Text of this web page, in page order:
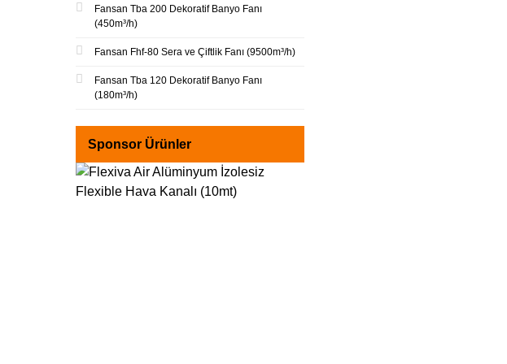
Fansan Tba 200 Dekoratif Banyo Fanı
(450m³/h)
Fansan Fhf-80 Sera ve Çiftlik Fanı (9500m³/h)
Fansan Tba 120 Dekoratif Banyo Fanı
(180m³/h)
Sponsor Ürünler